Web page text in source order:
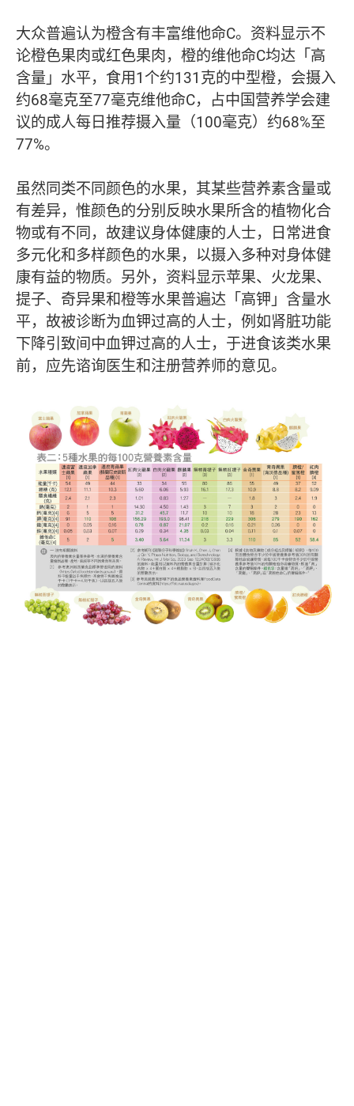
大众普遍认为橙含有丰富维他命C。资料显示不
论橙色果肉或红色果肉，橙的维他命C均达「高
含量」水平，食用1个约131克的中型橙，会摄入
约68毫克至77毫克维他命C，占中国营养学会建
议的成人每日推荐摄入量（100毫克）约68%至
77%。
虽然同类不同颜色的水果，其某些营养素含量或
有差异，惟颜色的分别反映水果所含的植物化合
物或有不同，故建议身体健康的人士，日常进食
多元化和多样颜色的水果，以摄入多种对身体健
康有益的物质。另外，资料显示苹果、火龙果、
提子、奇异果和橙等水果普遍达「高钾」含量水
平，故被诊断为血钾过高的人士，例如肾脏功能
下降引致间中血钾过高的人士，于进食该类水果
前，应先谘询医生和注册营养师的意见。